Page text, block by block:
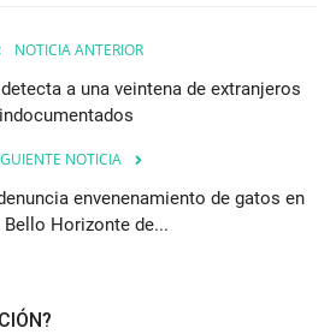
NOTICIA ANTERIOR
a una veintena de extranjeros
indocumentados
NOTICIA
envenenamiento de gatos en
Horizonte de...